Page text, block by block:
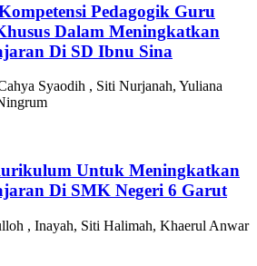
Pedagogik Guru
Dalam Meningkatkan
Di SD Ibnu Sina
Syaodih , Siti Nurjanah, Yuliana
Untuk Meningkatkan
Di SMK Negeri 6 Garut
, Inayah, Siti Halimah, Khaerul Anwar